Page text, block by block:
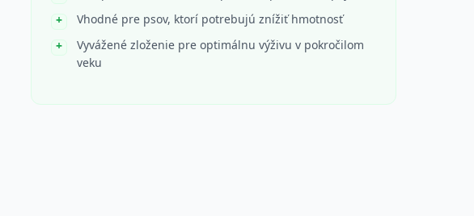
Vhodné pre psov, ktorí potrebujú znížiť hmotnosť
Vyvážené zloženie pre optimálnu výživu v pokročilom
veku